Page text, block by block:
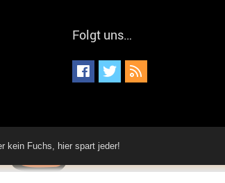
Folgt uns…
kein Fuchs, hier spart jeder!